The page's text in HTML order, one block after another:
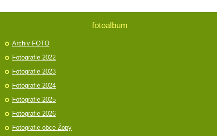
fotoalbum
Archiv FOTO
Fotografie 2022
Fotografie 2023
Fotografie 2024
Fotografie 2025
Fotografie 2026
Fotografie obce Žopy